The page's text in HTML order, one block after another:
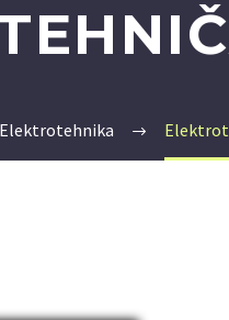
Elektrotehnika